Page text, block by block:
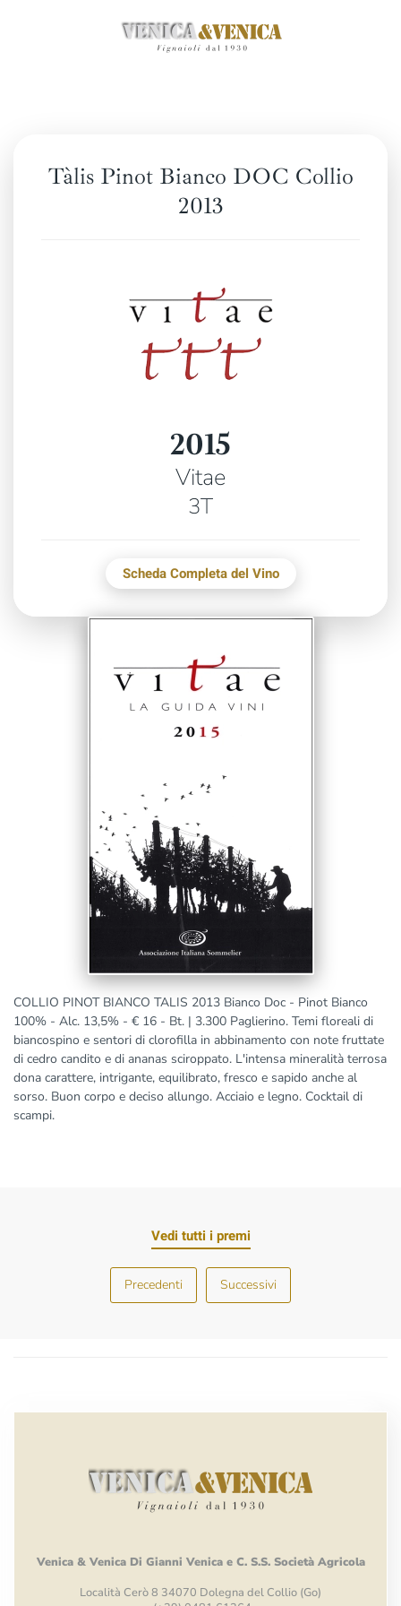
Tàlis Pinot Bianco DOC Collio
2013
2015
Vitae
3T
Scheda Completa del Vino
COLLIO PINOT BIANCO TALIS 2013 Bianco Doc - Pinot Bianco
100% - Alc. 13,5% - € 16 - Bt. | 3.300 Paglierino. Temi floreali di
biancospino e sentori di clorofilla in abbinamento con note fruttate
di cedro candito e di ananas sciroppato. L'intensa mineralità terrosa
dona carattere, intrigante, equilibrato, fresco e sapido anche al
sorso. Buon corpo e deciso allungo. Acciaio e legno. Cocktail di
scampi.
Vedi tutti i premi
Precedenti Successivi
Venica & Venica Di Gianni Venica e C. S.S. Società Agricola
Località Cerò 8 34070 Dolegna del Collio (Go)